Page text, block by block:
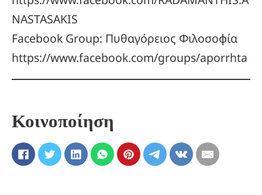
NASTASAKIS
Facebook Group: Πυθαγόρειος Φιλοσοφία
https://www.facebook.com/groups/aporrhta
Κοινοποίηση